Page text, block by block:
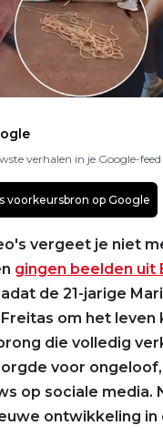
verhalen in je Google-feed
voorkeursbron op Google
vergeet je niet
gingen beelden uit
de 21-jarige
om het leven
die volledig
voor
op sociale media.
ontwikkeling in